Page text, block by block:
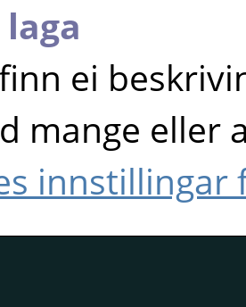
ei
mange eller
innstillingar